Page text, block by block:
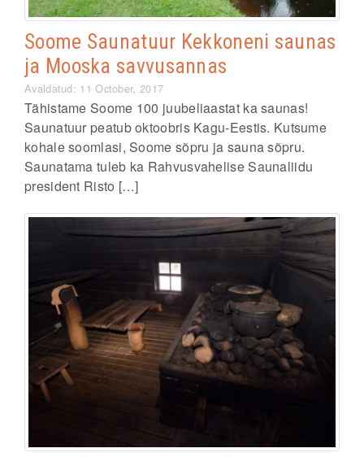
Soome Saunatuur Kekkoneni saunas
ja Mooska savvusannas
Avaldatud: 11 October, 2017
Tähistame Soome 100 juubeliaastat ka saunas!
Saunatuur peatub oktoobris Kagu-Eestis. Kutsume
kohale soomlasi, Soome sõpru ja sauna sõpru.
Saunatama tuleb ka Rahvusvahelise Saunaliidu
president Risto […]